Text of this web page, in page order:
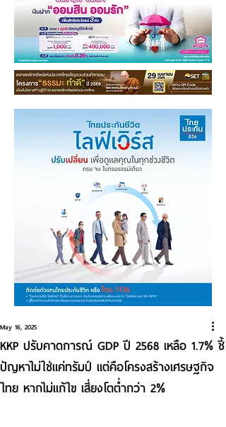
KKP ปรับคาดการณ์ GDP ปี 2568 เหลือ 1.7% ชี้
ปัญหาไม่ใช่แค่ทรัมป์ แต่คือโครงสร้างเศรษฐกิจ
ไทย หากไม่แก้ไข เสี่ยงโตต่ำกว่า 2%
May 16, 2025